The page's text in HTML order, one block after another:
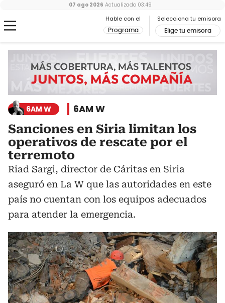
Hable con el
Programa
Selecciona tu emisora
Elige tu emisora
07 ago 2026 Actualizado 03:49
6AM W 6AM W
Sanciones en Siria limitan los
operativos de rescate por el
terremoto
Riad Sargi, director de Cáritas en Siria
aseguró en La W que las autoridades en este
país no cuentan con los equipos adecuados
para atender la emergencia.